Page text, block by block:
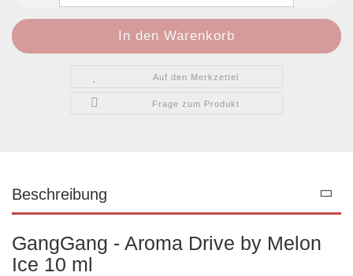
Auf den Merkzettel
Frage zum Produkt
Beschreibung
GangGang - Aroma Drive by Melon
Ice 10 ml